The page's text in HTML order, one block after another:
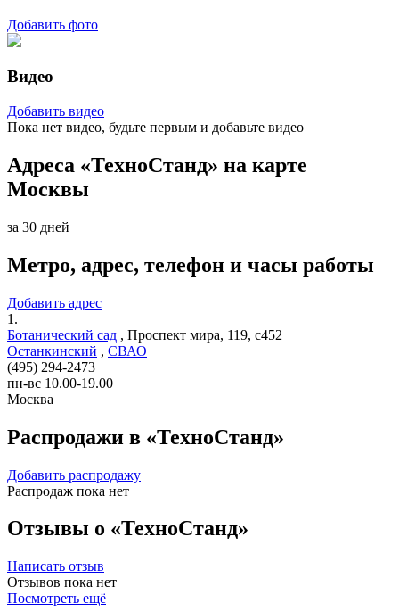
Добавить фото
Видео
Добавить видео
Пока нет видео, будьте первым и добавьте видео
Адреса «ТехноСтанд» на карте
Москвы
за 30 дней
Метро, адрес, телефон и часы работы
Добавить адрес
1.
Ботанический сад , Проспект мира, 119, с452
Останкинский , СВАО
(495) 294-2473
пн-вс 10.00-19.00
Москва
Распродажи в «ТехноСтанд»
Добавить распродажу
Распродаж пока нет
Отзывы о «ТехноСтанд»
Написать отзыв
Отзывов пока нет
Посмотреть ещё